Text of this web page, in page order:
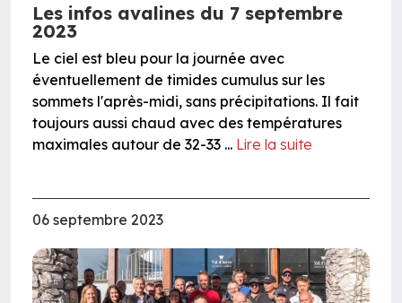
Les infos avalines du 7 septembre
2023
Le ciel est bleu pour la journée avec
éventuellement de timides cumulus sur les
sommets l'après-midi, sans précipitations. Il fait
toujours aussi chaud avec des températures
maximales autour de 32-33 ... Lire la suite
06 septembre 2023